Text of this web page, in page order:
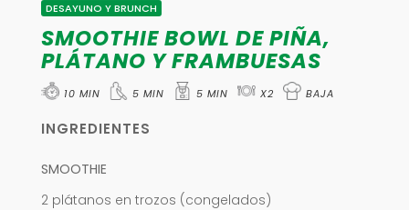
DESAYUNO Y BRUNCH
SMOOTHIE BOWL DE PIÑA,
PLÁTANO Y FRAMBUESAS
10 MIN 5 MIN 5 MIN X2 BAJA
INGREDIENTES
SMOOTHIE
2 plátanos en trozos (congelados)